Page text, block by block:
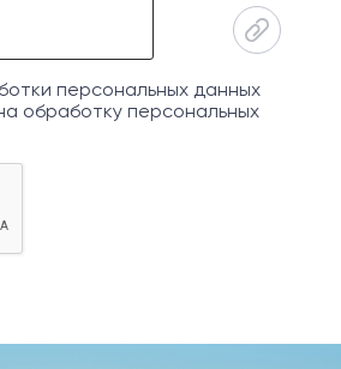
персональных данных
обработку персональных